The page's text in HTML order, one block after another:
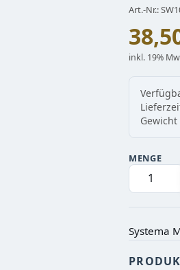
Art.-Nr.:
inkl. 19%
Gewicht
MENGE
Systema